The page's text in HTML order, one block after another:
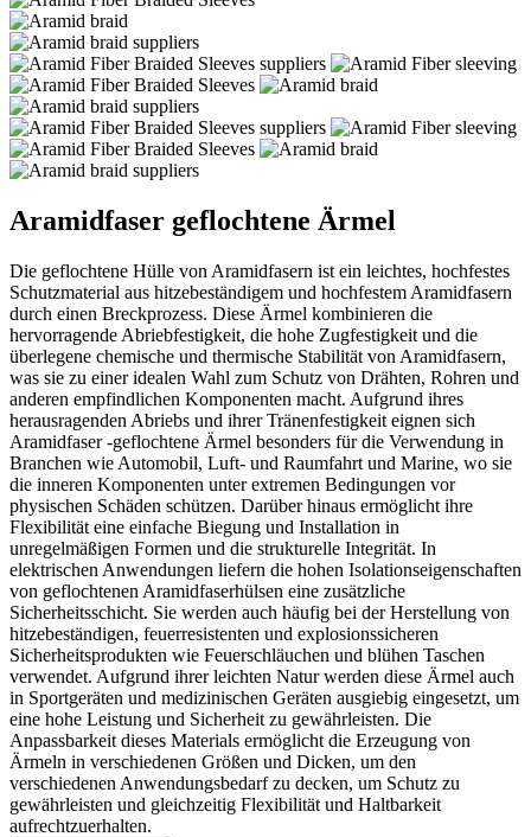
Aramidfaser geflochtene Ärmel
Die geflochtene Hülle von Aramidfasern ist ein leichtes, hochfestes
Schutzmaterial aus hitzebeständigem und hochfestem Aramidfasern
durch einen Breckprozess. Diese Ärmel kombinieren die
hervorragende Abriebfestigkeit, die hohe Zugfestigkeit und die
überlegene chemische und thermische Stabilität von Aramidfasern,
was sie zu einer idealen Wahl zum Schutz von Drähten, Rohren und
anderen empfindlichen Komponenten macht. Aufgrund ihres
herausragenden Abriebs und ihrer Tränenfestigkeit eignen sich
Aramidfaser -geflochtene Ärmel besonders für die Verwendung in
Branchen wie Automobil, Luft- und Raumfahrt und Marine, wo sie
die inneren Komponenten unter extremen Bedingungen vor
physischen Schäden schützen. Darüber hinaus ermöglicht ihre
Flexibilität eine einfache Biegung und Installation in
unregelmäßigen Formen und die strukturelle Integrität. In
elektrischen Anwendungen liefern die hohen Isolationseigenschaften
von geflochtenen Aramidfaserhülsen eine zusätzliche
Sicherheitsschicht. Sie werden auch häufig bei der Herstellung von
hitzebeständigen, feuerresistenten und explosionssicheren
Sicherheitsprodukten wie Feuerschläuchen und blühen Taschen
verwendet. Aufgrund ihrer leichten Natur werden diese Ärmel auch
in Sportgeräten und medizinischen Geräten ausgiebig eingesetzt, um
eine hohe Leistung und Sicherheit zu gewährleisten. Die
Anpassbarkeit dieses Materials ermöglicht die Erzeugung von
Ärmeln in verschiedenen Größen und Dicken, um den
verschiedenen Anwendungsbedarf zu decken, um Schutz zu
gewährleisten und gleichzeitig Flexibilität und Haltbarkeit
aufrechtzuerhalten.